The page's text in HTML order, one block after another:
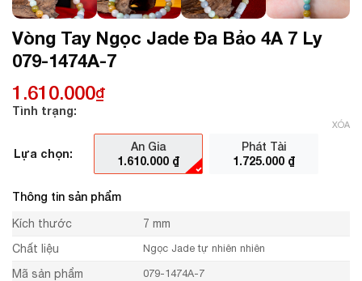
Vòng Tay Ngọc Jade Đa Bảo 4A 7 Ly
079-1474A-7
1.610.000₫
Tình trạng:
Lựa chọn:
An Gia
1.610.000 ₫
Phát Tài
1.725.000 ₫
XÓA
Thông tin sản phẩm
Kích thước
7 mm
Chất liệu
Ngọc Jade tự nhiên nhiên
Mã sản phẩm 079-1474A-7